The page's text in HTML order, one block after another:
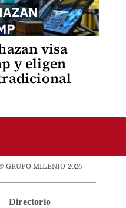
visa
y eligen
GRUPO MILENIO 2026
Directorio